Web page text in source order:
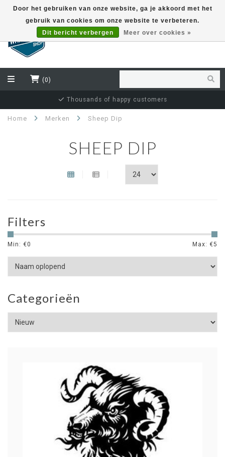
(0)
Thousands of happy customers
Home Merken Sheep Dip
SHEEP DIP
Filters
Min: €0 Max: €5
Categorieën
Door het gebruiken van onze website, ga je akkoord met het
gebruik van cookies om onze website te verbeteren.
Dit bericht verbergen
Meer over cookies »